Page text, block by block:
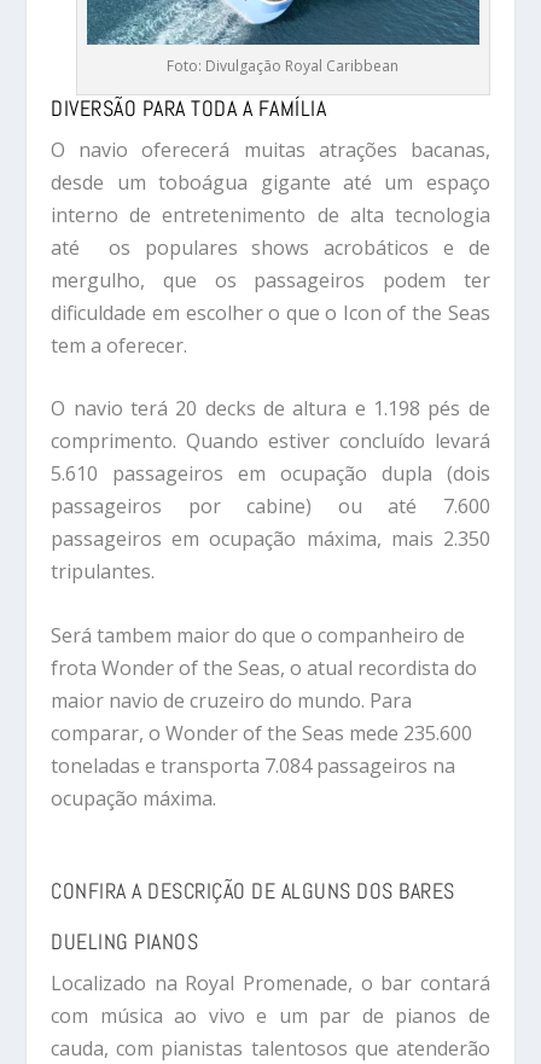
Foto: Divulgação Royal Caribbean
DIVERSÃO PARA TODA A FAMÍLIA
O navio oferecerá muitas atrações bacanas,
desde um toboágua gigante até um espaço
interno de entretenimento de alta tecnologia
até os populares shows acrobáticos e de
mergulho, que os passageiros podem ter
dificuldade em escolher o que o Icon of the Seas
tem a oferecer.
O navio terá 20 decks de altura e 1.198 pés de
comprimento. Quando estiver concluído levará
5.610 passageiros em ocupação dupla (dois
passageiros por cabine) ou até 7.600
passageiros em ocupação máxima, mais 2.350
tripulantes.
Será tambem maior do que o companheiro de
frota Wonder of the Seas, o atual recordista do
maior navio de cruzeiro do mundo. Para
comparar, o Wonder of the Seas mede 235.600
toneladas e transporta 7.084 passageiros na
ocupação máxima.
CONFIRA A DESCRIÇÃO DE ALGUNS DOS BARES
DUELING PIANOS
Localizado na Royal Promenade, o bar contará
com música ao vivo e um par de pianos de
cauda, com pianistas talentosos que atenderão